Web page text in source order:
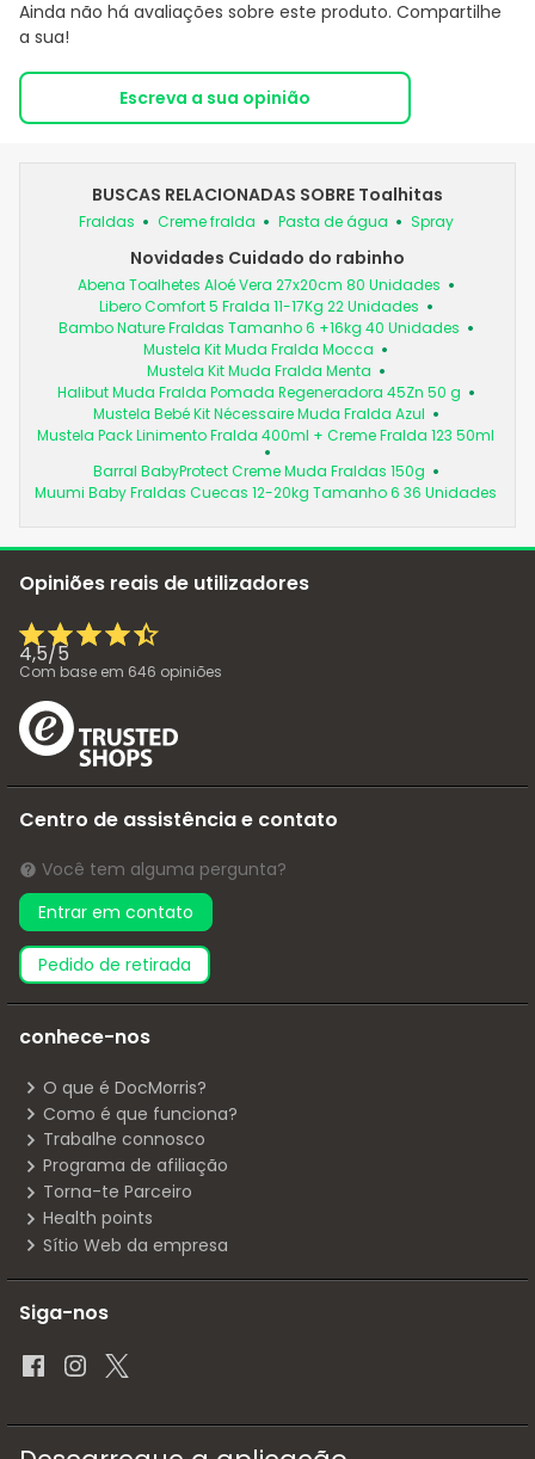
Ainda não há avaliações sobre este produto. Compartilhe
a sua!
Escreva a sua opinião
BUSCAS RELACIONADAS SOBRE Toalhitas
Fraldas Creme fralda Pasta de água Spray
Novidades Cuidado do rabinho
Abena Toalhetes Aloé Vera 27x20cm 80 Unidades
Libero Comfort 5 Fralda 11-17Kg 22 Unidades
Bambo Nature Fraldas Tamanho 6 +16kg 40 Unidades
Mustela Kit Muda Fralda Mocca
Mustela Kit Muda Fralda Menta
Halibut Muda Fralda Pomada Regeneradora 45Zn 50 g
Mustela Bebé Kit Nécessaire Muda Fralda Azul
Mustela Pack Linimento Fralda 400ml + Creme Fralda 123 50ml
Barral BabyProtect Creme Muda Fraldas 150g
Muumi Baby Fraldas Cuecas 12-20kg Tamanho 6 36 Unidades
Opiniões reais de utilizadores
4,5/5
Com base em 646 opiniões
Centro de assistência e contato
Você tem alguma pergunta?
Entrar em contato
pedido de retirada
conhece-nos
O que é DocMorris?
Como é que funciona?
Trabalhe connosco
Programa de afiliação
Torna-te Parceiro
Health points
Sítio Web da empresa
Siga-nos